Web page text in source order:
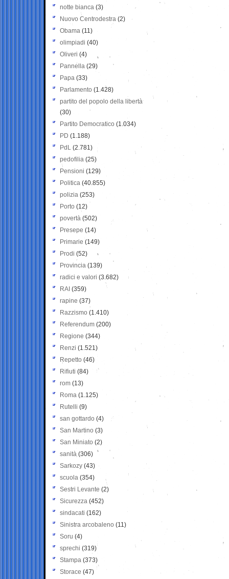
notte bianca (3)
Nuovo Centrodestra (2)
Obama (11)
olimpiadi (40)
Oliveri (4)
Pannella (29)
Papa (33)
Parlamento (1.428)
partito del popolo della libertà
(30)
Partito Democratico (1.034)
PD (1.188)
PdL (2.781)
pedofilia (25)
Pensioni (129)
Politica (40.855)
polizia (253)
Porto (12)
povertà (502)
Presepe (14)
Primarie (149)
Prodi (52)
Provincia (139)
radici e valori (3.682)
RAI (359)
rapine (37)
Razzismo (1.410)
Referendum (200)
Regione (344)
Renzi (1.521)
Repetto (46)
Rifiuti (84)
rom (13)
Roma (1.125)
Rutelli (9)
san gottardo (4)
San Martino (3)
San Miniato (2)
sanità (306)
Sarkozy (43)
scuola (354)
Sestri Levante (2)
Sicurezza (452)
sindacati (162)
Sinistra arcobaleno (11)
Soru (4)
sprechi (319)
Stampa (373)
Storace (47)